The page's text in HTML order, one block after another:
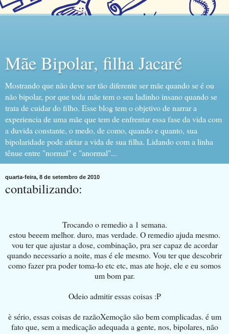
Mãe Bipolar, filha Jacaré
Mostrando que não deve ser tão diferente ser mãe quando se é ou
não bipolar, por que toda mãe tem o seu ladinho insano quando se
trata de cuidar do filho. Esse blog tem o objetivo de narrar a
experiencia de uma mãe que tem de enfrentar essa fase da vida com
a duvida constante, o medo, de como, quando e quanto, sua
bipolaridade pode afetar a vida de sua filha. Lidando com a linha
tênue entre "normal" e "anormal"...
quarta-feira, 8 de setembro de 2010
contabilizando:
Trocando o remedio a 1 semana.
estou beeem melhor. duro, mas verdade. O remedio ajuda mesmo.
vou ter que ajustar a dose, combinação, pra ser capaz de acordar
quando necessario a noite, mas é ele mesmo. Vou ter que descobrir
como fazer pra poder toma-lo etc etc, mas ate hoje, ele e eu somos
um bom par.
Odeio admitir essas coisas :P
è sério, essas coisas de razãoXemoção são bem complicadas. é um
fato que, sem a medicação adequada a gente, nos, bipolares, não